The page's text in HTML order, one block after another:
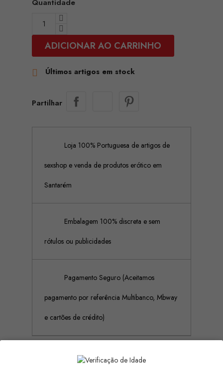
Quantidade
ADICIONAR AO CARRINHO
 Últimos artigos em stock
Partilhar
Loja 100% Portuguesa de artigos de
sexshop e venda de produtos erótico em
Santarém
Embalagem 100% discreta e sem
rótulos ou publicidades
Pagamento Seguro (Aceitamos
pagamento por referência Multibanco, Mbway
e cartões de crédito)
Detalhes do produto